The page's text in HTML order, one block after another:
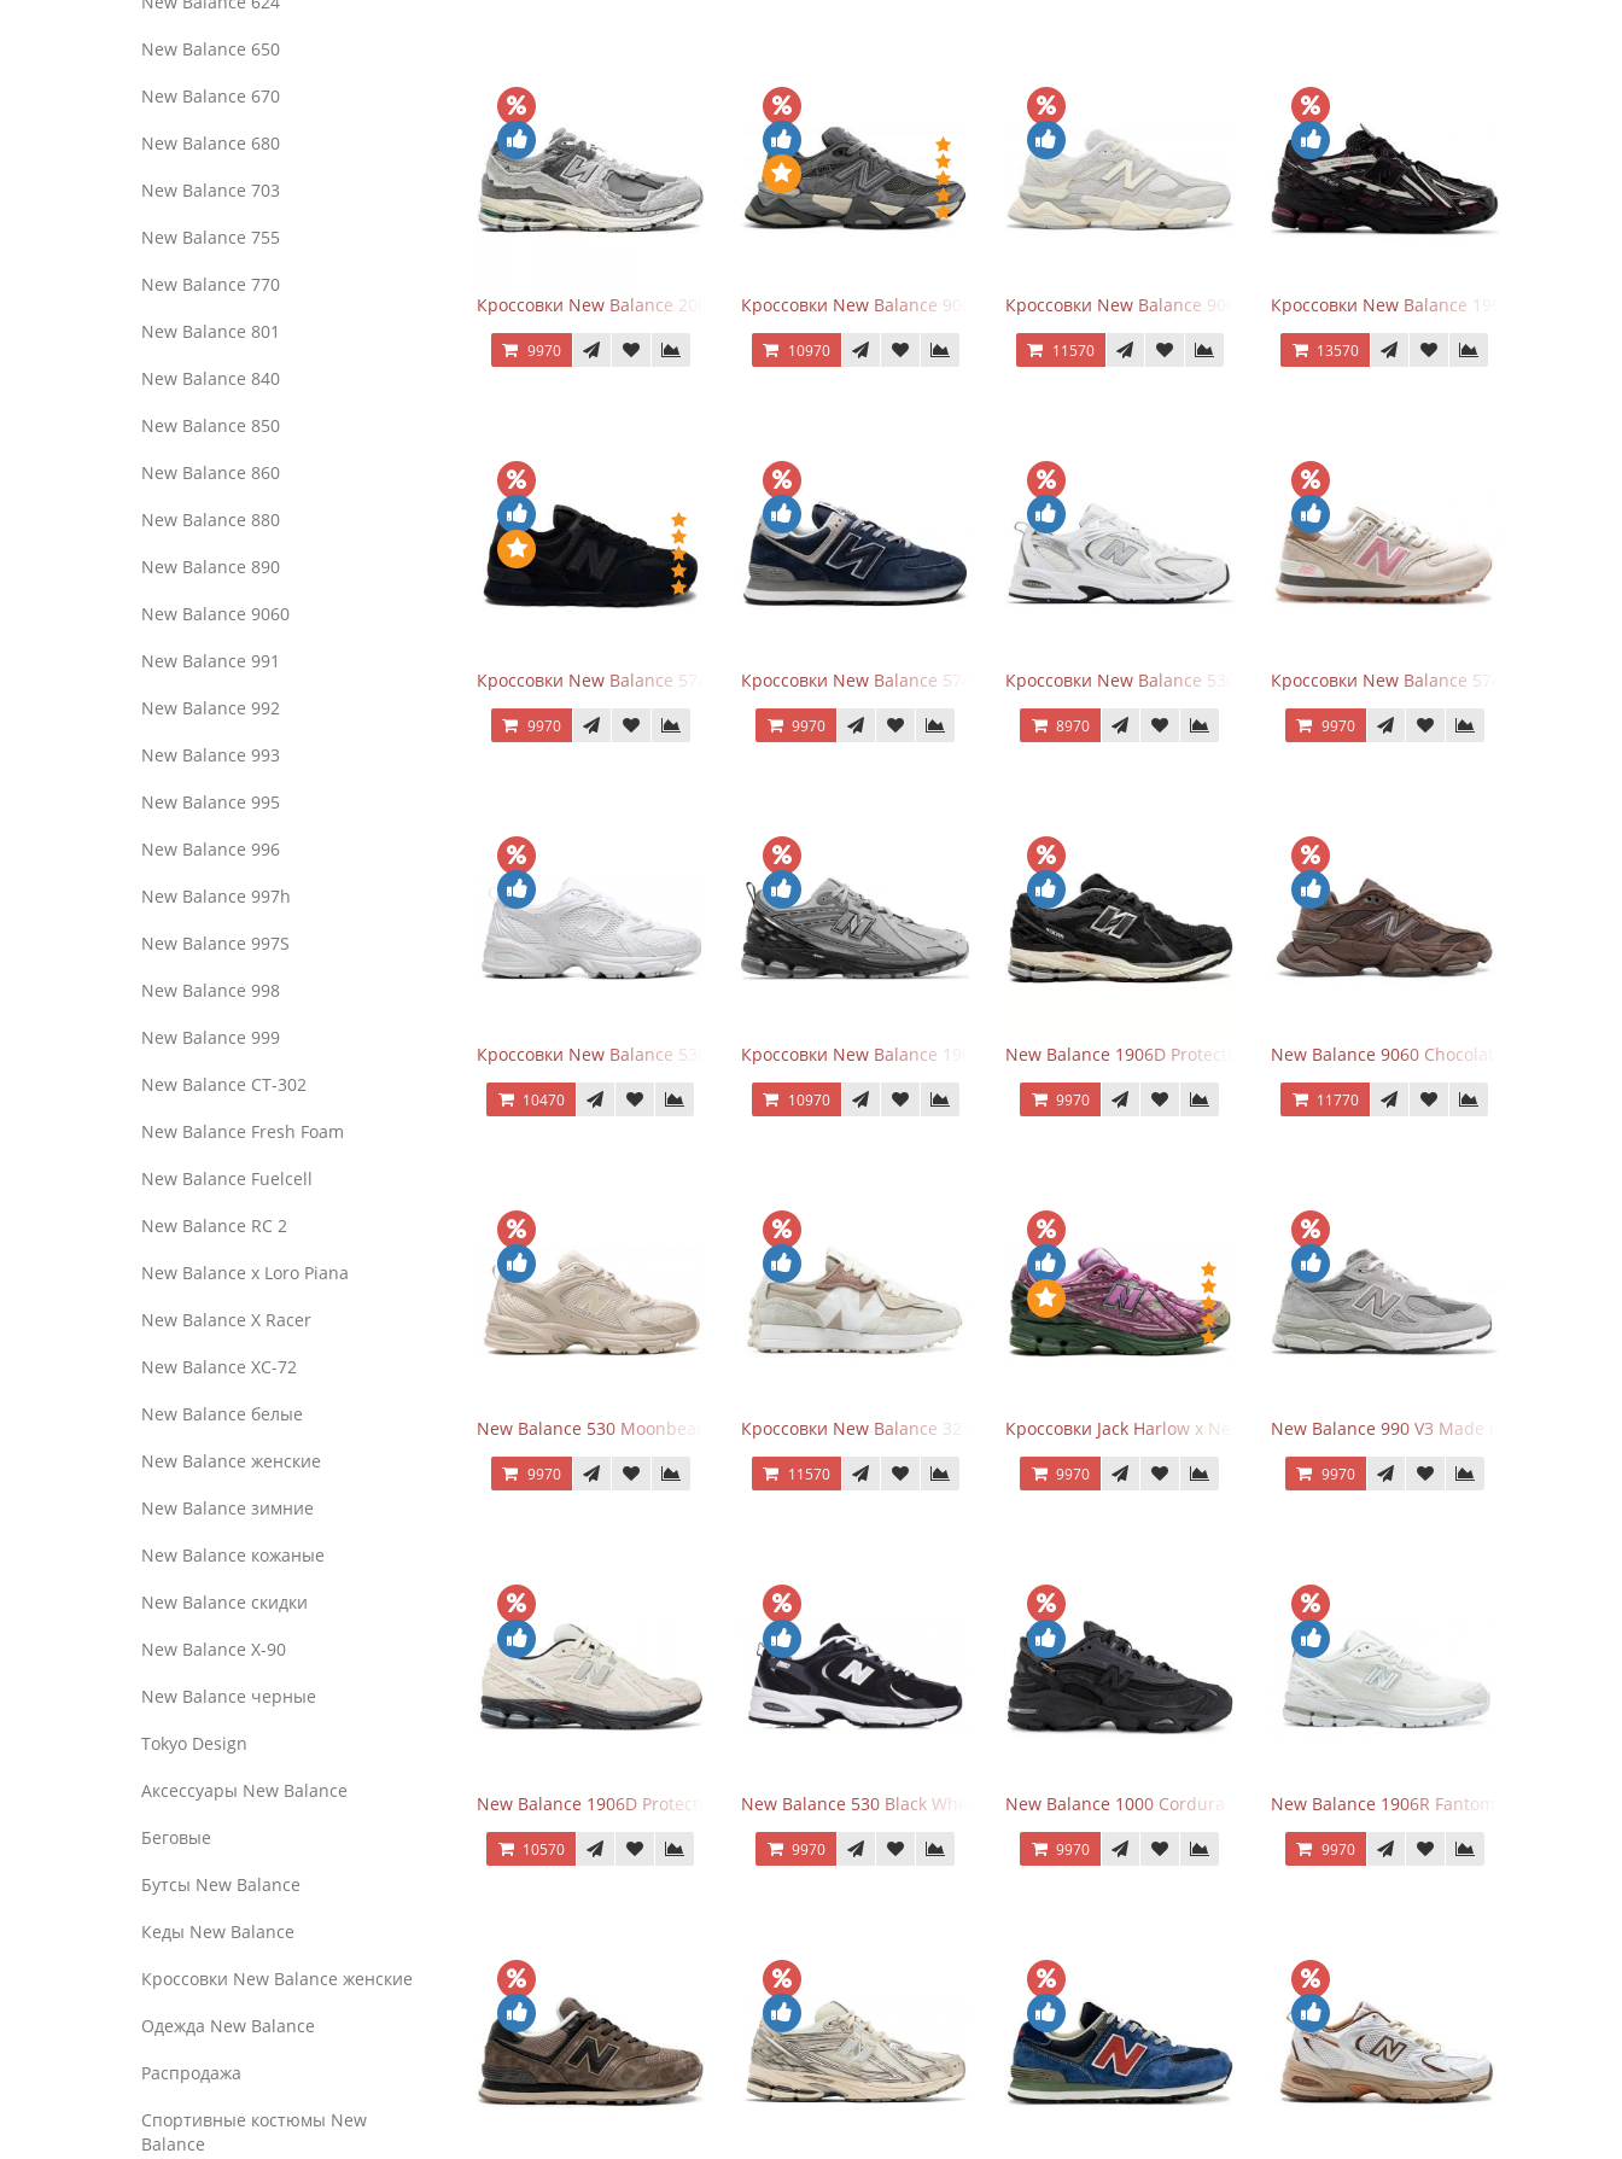
New Balance 650
New Balance 670
New Balance 680
New Balance 703
New Balance 755
New Balance 770
New Balance 801
New Balance 840
New Balance 850
New Balance 860
New Balance 880
New Balance 890
New Balance 9060
New Balance 991
New Balance 992
New Balance 993
New Balance 995
New Balance 996
New Balance 997h
New Balance 997S
New Balance 998
New Balance 999
New Balance CT-302
New Balance Fresh Foam
New Balance Fuelcell
New Balance RC 2
New Balance x Loro Piana
New Balance X Racer
New Balance XC-72
New Balance белые
New Balance женские
New Balance зимние
New Balance кожаные
New Balance скидки
New Balance Х-90
New Balance черные
Tokyo Design
Аксессуары New Balance
Беговые
Бутсы New Balance
Кеды New Balance
Кроссовки New Balance женские
Одежда New Balance
Распродажа
Спортивные костюмы New
Balance
Кроссовки New Balance 2002R Protection Pack Grey
9970
Кроссовки New Balance 9060 x Joe Freshgoods Dark Grey
10970
Кроссовки New Balance 9060 Quartz Grey
11570
Кроссовки New Balance 1906A Dragon
13570
Кроссовки New Balance 574 All Black
9970
Кроссовки New Balance 574 Navy Blue Grey
9970
Кроссовки New Balance 530 White Silver Metallic
8970
Кроссовки New Balance 574 Power Beige
9970
Кроссовки New Balance 530 Total White Silver
10470
Кроссовки New Balance 1906R Brighton Grey
10970
New Balance 1906D Protection Pack Black черные
9970
New Balance 9060 Chocolate Brown
11770
New Balance 530 Moonbeam Sea Salt
9970
Кроссовки New Balance 327 Beige Pink
11570
Кроссовки Jack Harlow x New Balance 1906r Kentucky Derby
9970
New Balance 990 V3 Made in USA Grey
9970
New Balance 1906D Protection Pack Turtledove
10570
New Balance 530 Black White Silver
9970
New Balance 1000 Cordura Trainers Black Cement
9970
New Balance 1906R Fantomfit White
9970